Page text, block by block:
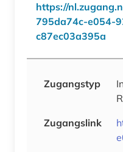
https://
795da74c-e054-
c87ec03a395a
Zugangstyp
Zugangslink